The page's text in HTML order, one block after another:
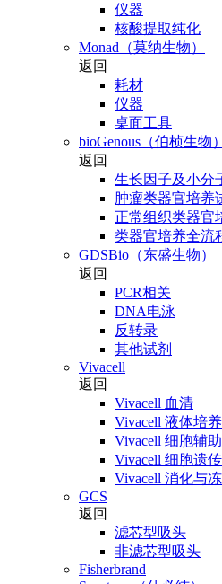
仪器
核酸提取纯化
Monad（莫纳生物）
返回
耗材
仪器
桌面工具
bioGenous（伯桢生物）
返回
生长因子及小分
肿瘤类器官培养
正常组织类器官
类器官培养全流
GDSBio（东盛生物）
返回
PCR相关
DNA电泳
反转录
其他试剂
Vivacell
返回
Vivacell 血清
Vivacell 液体培
Vivacell 细胞辅
Vivacell 细胞遗
Vivacell 消化与
GCS
返回
滤芯型吸头
非滤芯型吸头
Fisherbrand